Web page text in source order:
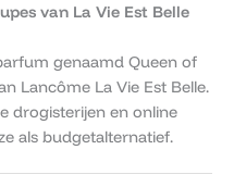
van La Vie Est Belle
genaamd Queen of
Lancôme La Vie Est Belle.
drogisterijen en online
als budgetalternatief.